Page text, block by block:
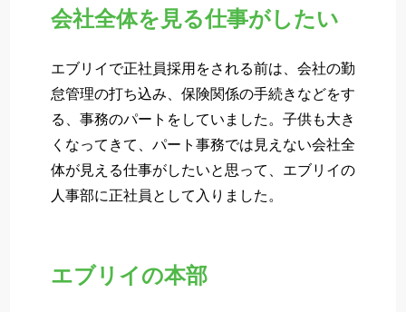
いますぐ応募する
会社全体を見る仕事がしたい
エブリイで正社員採用をされる前は、会社の勤
怠管理の打ち込み、保険関係の手続きなどをす
る、事務のパートをしていました。子供も大き
くなってきて、パート事務では見えない会社全
体が見える仕事がしたいと思って、エブリイの
人事部に正社員として入りました。
エブリイの本部